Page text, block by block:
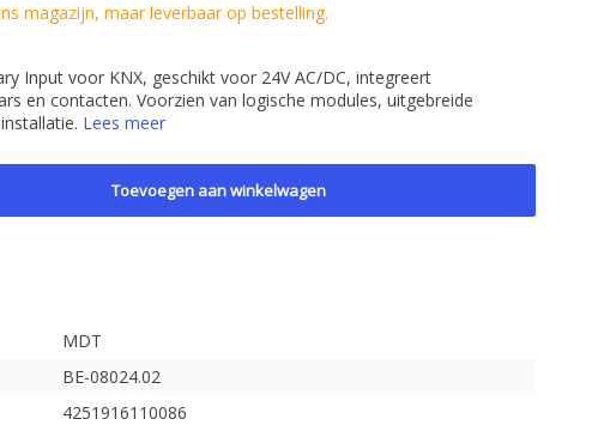
magazijn, maar leverbaar op bestelling.
Input voor KNX, geschikt voor 24V AC/DC, integreert
en contacten. Voorzien van logische modules, uitgebreide
Lees meer
Toevoegen aan winkelwagen
MDT
BE-08024.02
4251916110086